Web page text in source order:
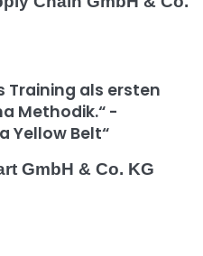
Training als ersten
Methodik.“ -
Yellow Belt“
GmbH & Co. KG